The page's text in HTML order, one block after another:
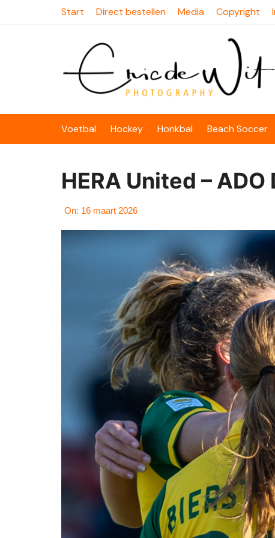
Start Direct bestellen Media Copyright
Voetbal Hockey Honkbal Beach Soccer
HERA United – ADO
On: 16 maart 2026